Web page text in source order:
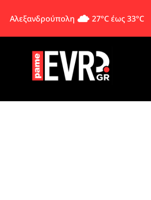
Αλεξανδρούπολη 27°C έως 33°C